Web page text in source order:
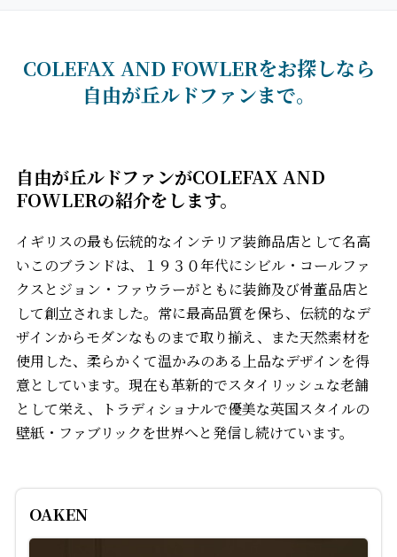
COLEFAX AND FOWLERをお探しなら
自由が丘ルドファンまで。
自由が丘ルドファンがCOLEFAX AND
FOWLERの紹介をします。
イギリスの最も伝統的なインテリア装飾品店として名高
いこのブランドは、１９３０年代にシビル・コールファ
クスとジョン・ファウラーがともに装飾及び骨董品店と
して創立されました。常に最高品質を保ち、伝統的なデ
ザインからモダンなものまで取り揃え、また天然素材を
使用した、柔らかくて温かみのある上品なデザインを得
意としています。現在も革新的でスタイリッシュな老舗
として栄え、トラディショナルで優美な英国スタイルの
壁紙・ファブリックを世界へと発信し続けています。
OAKEN